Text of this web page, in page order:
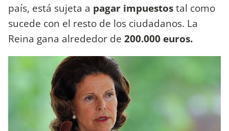
país, está sujeta a pagar impuestostal como
sucede con el resto de los ciudadanos. La
Reina gana alrededor de 200.000 euros.